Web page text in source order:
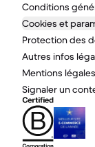
Conditions
Cookies et
Protection des
Autres infos
Mentions légales
Signaler un